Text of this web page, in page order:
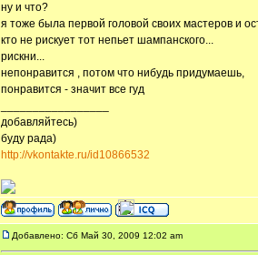
ну и что?
я тоже была первой головой своих мастеров и
кто не рискует тот непьет шампанского...
рискни...
непонравится , потом что нибудь придумаешь,
понравится - значит все гуд
добавляйтесь)
буду рада)
http://vkontakte.ru/id10866532
Добавлено: Сб Май 30, 2009 12:02 am